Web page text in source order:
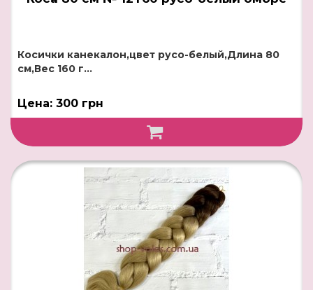
Косички канекалон,цвет русо-белый,Длина 80
см,Вес 160 г...
Цена: 300 грн